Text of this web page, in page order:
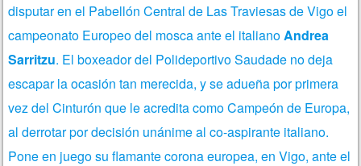
disputar en el Pabellón Central de Las Traviesas de Vigo el
campeonato Europeo del mosca ante el italianoAndrea
Sarritzu. El boxeador del Polideportivo Saudade no deja
escapar la ocasión tan merecida, y se adueña por primera
vez del Cinturón que le acredita como Campeón de Europa,
al derrotar por decisión unánime al co-aspirante italiano.
Pone en juego su flamante corona europea, en Vigo, ante el